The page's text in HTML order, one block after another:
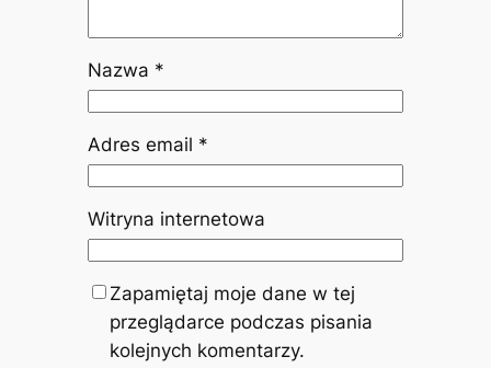
Nazwa *
Adres email *
Witryna internetowa
Zapamiętaj moje dane w tej
przeglądarce podczas pisania
kolejnych komentarzy.